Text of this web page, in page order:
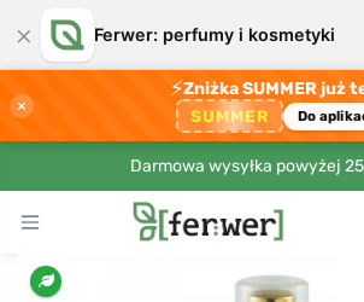
× Ferwer: perfumy i kosmetyki
×
⚡Zniżka SUMMER już
SUMMER Do
Darmowa wysyłka powyżej